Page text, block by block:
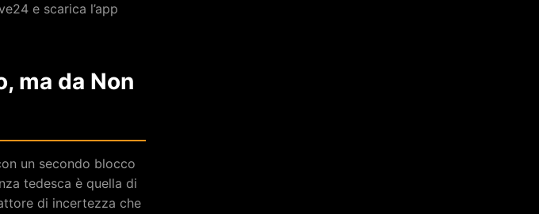
e scarica l’app
ma da Non
un secondo blocco
tedesca è quella di
di incertezza che